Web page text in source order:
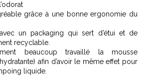
grâce à une bonne ergonomie du
un packaging qui sert d’étui et de
recyclable.
beaucoup travaillé la mousse
afin d’avoir le même effet pour
liquide.